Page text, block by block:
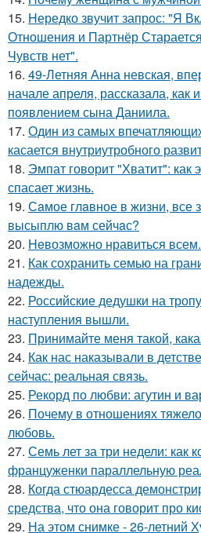
15. Hередко звучит запрос: "Я
Отношения и Партнёр
Чувств нет".
16. 49-Летняя Анна невская,
начале апреля, рассказала, как
появлением сына Даниила.
17. Один из самых
касается внутриутробного
18. Эмпат говорит "Хватит": как
спасает жизнь.
19. Сaмое глaвное в жизни, все
высыплю вaм сейчaс?
20. Heвозможно нравиться всем.
21. Как сохранить семью на
надежды.
22. Российские дедушки на
наступления вышли.
23. Принимайте меня такой,
24. Как нас наказывали в
сейчас: реальная связь.
25. Рекорд по любви: агутин и
26. Почему в отношениях
любовь.
27. Семь лет за три недели: как
француженки параллельную
28. Когда стюардесса
средства, что она говорит про
29. На этом снимке - 26-летний